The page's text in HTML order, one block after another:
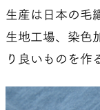
生産は日本の毛
生地工場、染色
り良いものを作